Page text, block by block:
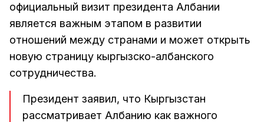
официальный визит президента Албании
является важным этапом в развитии
отношений между странами и может открыть
новую страницу кыргызско-албанского
сотрудничества.
Президент заявил, что Кыргызстан
рассматривает Албанию как важного